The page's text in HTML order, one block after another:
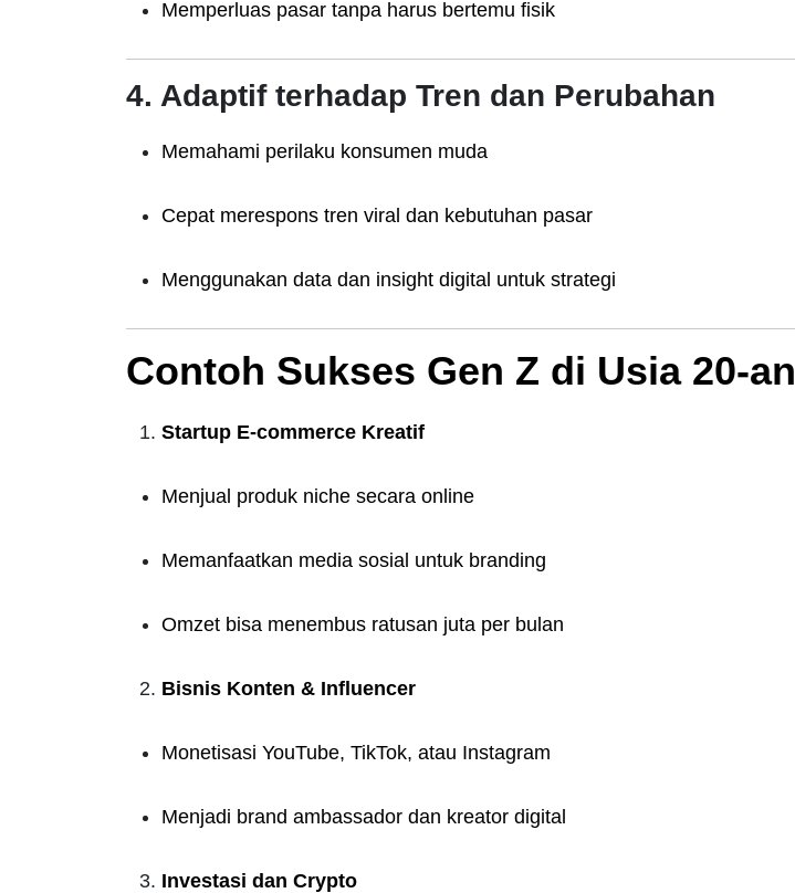
Memperluas pasar tanpa harus bertemu fisik
4. Adaptif terhadap Tren dan Perubahan
Memahami perilaku konsumen muda
Cepat merespons tren viral dan kebutuhan pasar
Menggunakan data dan insight digital untuk strategi
Contoh Sukses Gen Z di Usia 20-an
Startup E-commerce Kreatif
Menjual produk niche secara online
Memanfaatkan media sosial untuk branding
Omzet bisa menembus ratusan juta per bulan
Bisnis Konten & Influencer
Monetisasi YouTube, TikTok, atau Instagram
Menjadi brand ambassador dan kreator digital
Investasi dan Crypto